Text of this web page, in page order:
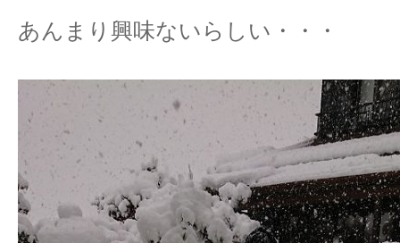
あんまり興味ないらしい・・・